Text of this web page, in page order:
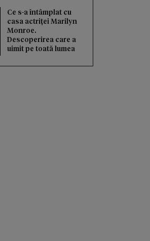
Ce s-a întâmplat cu
casa actriței Marilyn
Monroe.
Descoperirea care a
uimit pe toată lumea